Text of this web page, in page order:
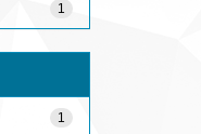
1
1